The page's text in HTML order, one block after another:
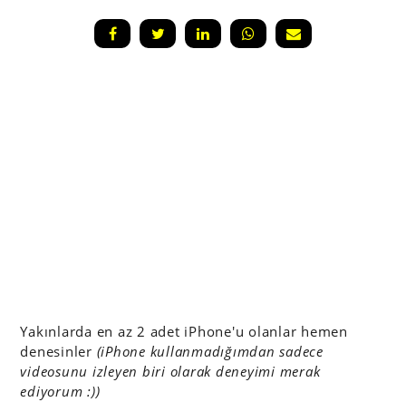
Yakınlarda en az 2 adet iPhone'u olanlar hemen
denesinler (iPhone kullanmadığımdan sadece
videosunu izleyen biri olarak deneyimi merak
ediyorum :))